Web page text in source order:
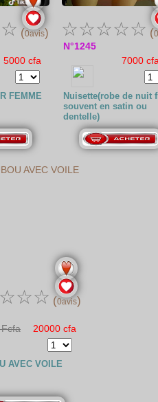
☆ (0avis)
5000 cfa
FEMME
☆☆☆☆☆ (
N°1245
7000 cfa
Nuisette(robe de nuit
souvent en satin ou
dentelle)
☆☆☆ (0avis)
20000 cfa
AVEC VOILE